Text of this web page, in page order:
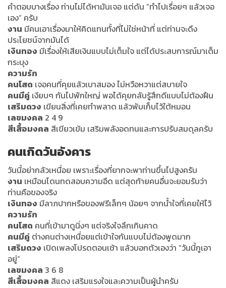
คำตอบบางเรื่อง ท่านไม่ได้หามันเจอ แต่ดัน “ทำไปเรื่อยๆ แล้วเจอ
เอง” ครับ
งาน มีคนเอาเรื่องมาให้คิดแทนทั้งที่ไม่ใช่หน้าที่ แต่ท่านจะดึง
ประโยชน์จากมันได้
เงินทอง มีเรื่องให้เสียเงินแบบไม่เต็มใจ แต่ได้ประสบการณ์มาเต็ม
กระบุง
ความรัก
คนโสด เจอคนที่คุยแล้วเบาสมอง ไม่หวือหวาแต่สบายใจ
คนมีคู่ เงียบๆ กันไปพักใหญ่ พอได้คุยกลับรู้สึกดีแบบไม่ต้องฝืน
เสริมดวง เขียนสิ่งที่เคยทำพลาด แล้วพับเก็บไว้ใต้หมอน
เลขมงคล 2 4 9
สีเสื้อมงคล สีเขียวเข้ม เสริมพลังอดทนและการปรับสมดุลครับ
คนเกิดวันอังคาร
วันนี้อย่ากลัวเหนื่อย เพราะเรื่องที่ยากจะพาท่านขึ้นไปสูงครับ
งาน เหมือนโดนทดสอบความอึด แต่สุดท้ายคนอื่นจะยอมรับว่า
ท่านคือของจริง
เงินทอง มีลาภปากหรือของฟรีเล็กๆ น้อยๆ จากน้ำใจที่เคยให้ไว้
ความรัก
คนโสด คนที่เข้ามาดูนิ่งๆ แต่จริงใจลึกเกินคาด
คนมีคู่ ต่างคนต่างเหนื่อยแต่เข้าใจกันแบบไม่ต้องพูดมาก
เสริมดวง เปิดเพลงโปรดตอนเช้า แล้วบอกตัวเองว่า “วันนี้กูเอา
อยู่”
เลขมงคล 3 6 8
สีเสื้อมงคล สีแดง เสริมแรงใจและความเป็นผู้นำครับ